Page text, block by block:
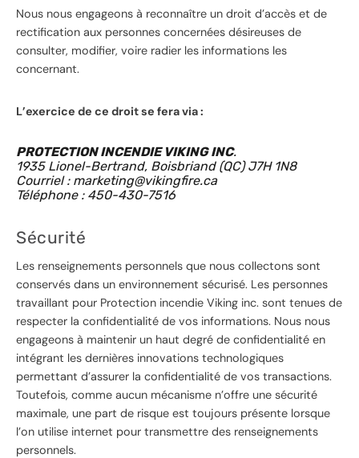
Nous nous engageons à reconnaître un droit d’accès et de
rectification aux personnes concernées désireuses de
consulter, modifier, voire radier les informations les
concernant.
L’exercice de ce droit se fera via :
PROTECTION INCENDIE VIKING INC.
1935 Lionel-Bertrand, Boisbriand (QC) J7H 1N8
Courriel : marketing@vikingfire.ca
Téléphone : 450-430-7516
Sécurité
Les renseignements personnels que nous collectons sont
conservés dans un environnement sécurisé. Les personnes
travaillant pour Protection incendie Viking inc. sont tenues de
respecter la confidentialité de vos informations. Nous nous
engageons à maintenir un haut degré de confidentialité en
intégrant les dernières innovations technologiques
permettant d’assurer la confidentialité de vos transactions.
Toutefois, comme aucun mécanisme n’offre une sécurité
maximale, une part de risque est toujours présente lorsque
l’on utilise internet pour transmettre des renseignements
personnels.